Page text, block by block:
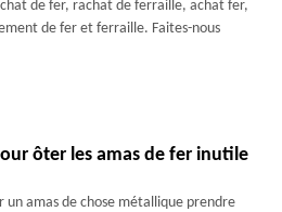
de fer, rachat de ferraille, achat fer,
de fer et ferraille. Faites-nous
ôter les amas de fer inutile
un amas de chose métallique prendre